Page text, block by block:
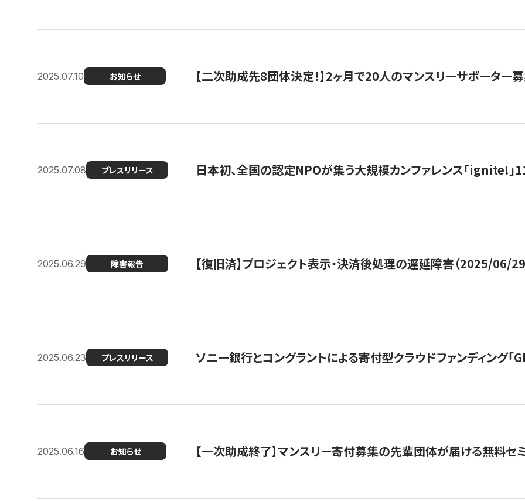
2025.07.10 お知らせ 【二次助成先8団体決定！】2ヶ月で20人のマンスリーサポーター
2025.07.08 プレスリリース 日本初、全国の認定NPOが集う大規模カンファレンス「ignite!」
2025.06.29 障害報告 【復旧済】プロジェクト表示・決済後処理の遅延障害（2025/06/29
2025.06.23 プレスリリース ソニー銀行とコングラントによる寄付型クラウドファンディング
2025.06.16 お知らせ 【一次助成終了】マンスリー寄付募集の先輩団体が届ける無料セ